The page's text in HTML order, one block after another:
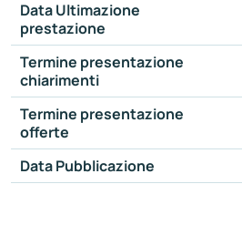
Data Ultimazione
prestazione
Termine presentazione
chiarimenti
Termine presentazione
offerte
Data Pubblicazione